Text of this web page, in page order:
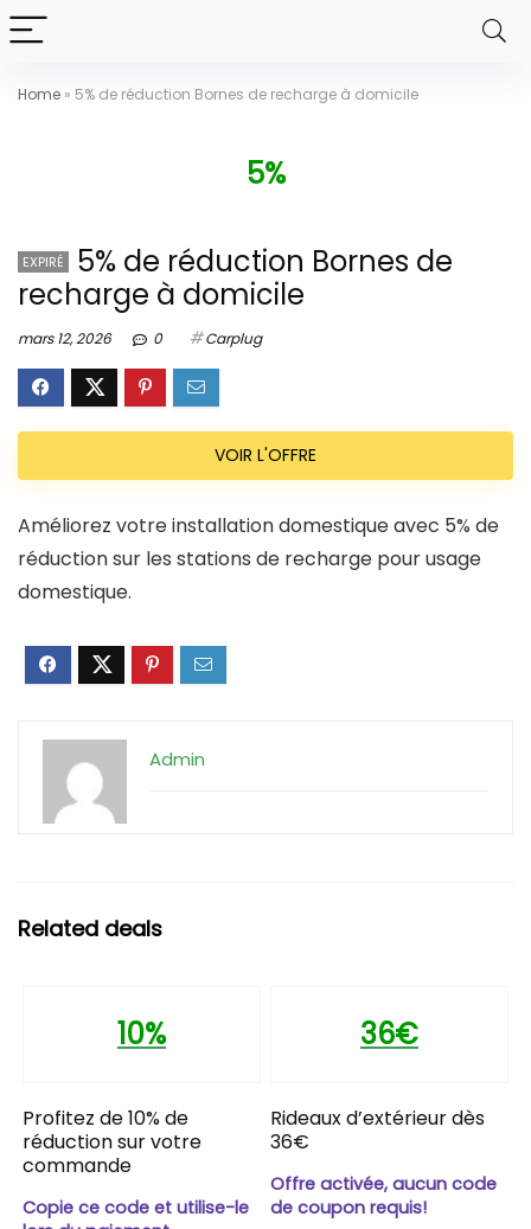
Home » 5% de réduction Bornes de recharge à domicile
5%
EXPIRÉ
5% de réduction Bornes de
recharge à domicile
mars 12, 2026 0 Carplug
VOIR L'OFFRE
Améliorez votre installation domestique avec 5% de
réduction sur les stations de recharge pour usage
domestique.
Admin
Related deals
10%
Profitez de 10% de
réduction sur votre
commande
Copie ce code et utilise-le
36€
Rideaux d’extérieur dès
36€
Offre activée, aucun code
de coupon requis!